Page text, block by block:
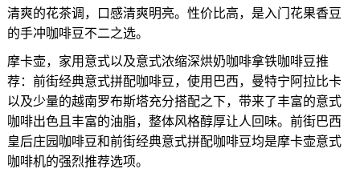
清爽的花茶调，口感清爽明亮。性价比高，是入门花果香豆
的手冲咖啡豆不二之选。
摩卡壶，家用意式以及意式浓缩深烘奶咖啡拿铁咖啡豆推
荐：前街经典意式拼配咖啡豆，使用巴西，曼特宁阿拉比卡
以及少量的越南罗布斯塔充分搭配之下，带来了丰富的意式
咖啡出色且丰富的油脂，整体风格醇厚让人回味。前街巴西
皇后庄园咖啡豆和前街经典意式拼配咖啡豆均是摩卡壶意式
咖啡机的强烈推荐选项。